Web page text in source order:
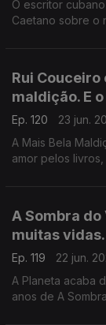
O escritor
Caetano sobre o
Rui Couceiro
maldição. E
Ep. 120
23 jun.
A Mais Bela
amor pelos
Caetano, fala-se
quarta-feita no
nosso país num
A Sombra do
muitas vidas.
Ep. 119
22 jun.
A Planeta acaba
anos de A